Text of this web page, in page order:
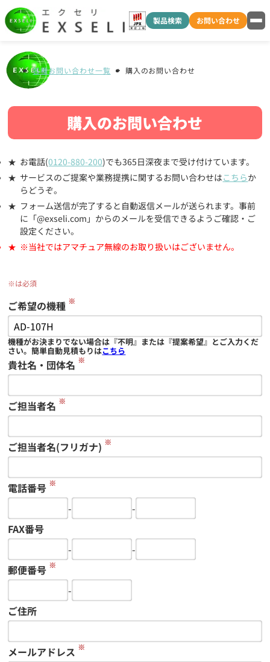
製品検索 お問い合わせ
各種お問い合わせ一覧 購入のお問い合わせ
購入のお問い合わせ
お電話(0120-880-200)でも365日深夜まで受け付けています。
サービスのご提案や業務提携に関するお問い合わせはこちらか
らどうぞ。
フォーム送信が完了すると自動返信メールが送られます。事前
に「@exseli.com」からのメールを受信できるようご確認・ご
設定ください。
※当社ではアマチュア無線のお取り扱いはございません。
※は必須
ご希望の機種 ※
機種がお決まりでない場合は『不明』または『提案希望』とご入力くだ
さい。簡単自動見積もりはこちら
貴社名・団体名 ※
ご担当者名 ※
ご担当者名(フリガナ) ※
電話番号 ※
-
-
FAX番号
-
-
郵便番号 ※
-
ご住所
メールアドレス ※